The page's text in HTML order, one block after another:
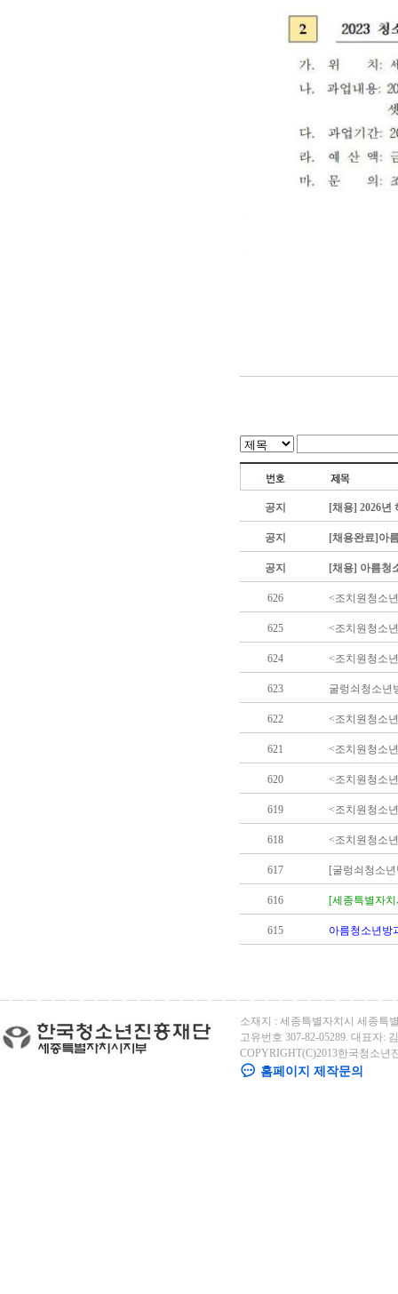
공지 [채용] 2026년
공지 [채용완료]아
공지 [채용] 아름청
626 <조치원청소
625 <조치원청소
624 <조치원청소
623 굴렁쇠청소년
622 <조치원청소
621 <조치원청소
620 <조치원청소
619 <조치원청소
618 <조치원청소
617 [굴렁쇠청소
616 [세종특별자
615 아름청소년방
소재지 : 세종특별자치시 세종특
고유번호 307-82-05289. 대표자:
COPYRIGHT(C)2013한국청소년
홈페이지 제작문의